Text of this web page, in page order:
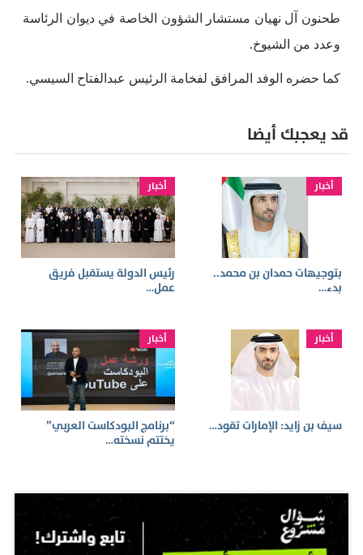
طحنون آل نهيان مستشار الشؤون الخاصة في ديوان الرئاسة
وعدد من الشيوخ.
كما حضره الوفد المرافق لفخامة الرئيس عبدالفتاح السيسي.
قد يعجبك أيضا
أخبار
بتوجيهات حمدان بن محمد..
بدء…
أخبار
رئيس الدولة يستقبل فريق
عمل…
أخبار
سيف بن زايد: الإمارات تقود…
أخبار
“برنامج البودكاست العربي”
يختتم نسخته…